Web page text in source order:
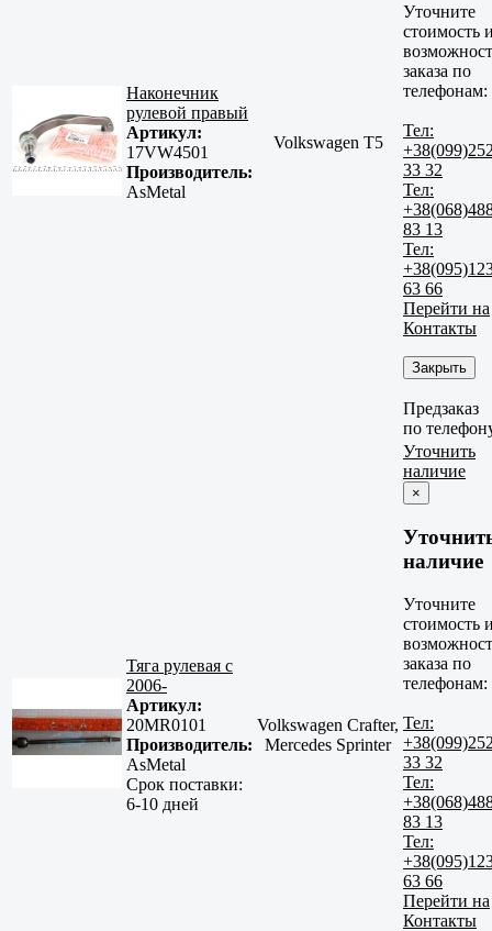
Наконечник
рулевой правый
Артикул:
17VW4501
Производитель:
AsMetal
Volkswagen T5
Уточните
стоимость
заказа по
телефонам:
Тел:
33 32
Тел:
83 13
Тел:
63 66
Перейти на
Контакты
Закрыть
Предзаказ
по
Тяга рулевая с
2006-
Артикул:
20MR0101
Производитель:
AsMetal
Срок поставки:
6-10 дней
Volkswagen Crafter,
Mercedes Sprinter
Уточнить
наличие
×
наличие
Уточните
стоимость
заказа по
телефонам:
Тел:
33 32
Тел:
83 13
Тел:
63 66
Перейти на
Контакты